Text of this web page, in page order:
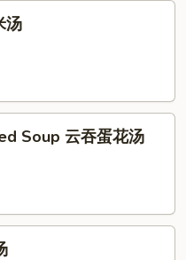
汤
Soup 云吞蛋花汤